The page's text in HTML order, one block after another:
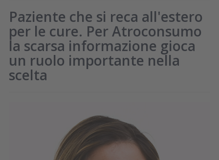
Paziente che si reca all'estero
per le cure. Per Atroconsumo
la scarsa informazione gioca
un ruolo importante nella
scelta